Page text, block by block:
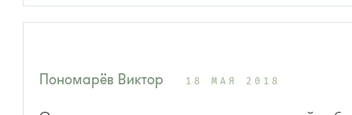
Пономарёв Виктор 18 МАЯ 2018